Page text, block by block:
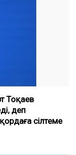
Тоқаев
деп
сілтеме